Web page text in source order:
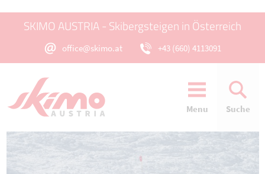
SKIMO AUSTRIA - Skibergsteigen in Österreich
office@skimo.at +43 (660) 4113091
Menu Suche